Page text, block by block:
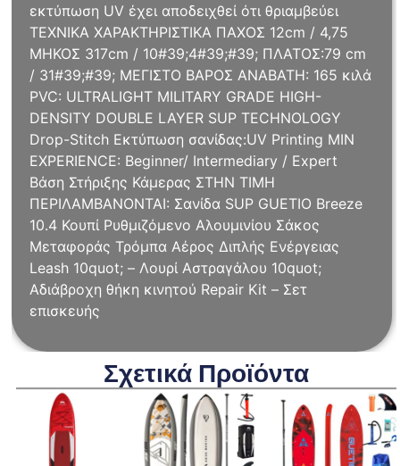
εκτύπωση UV έχει αποδειχθεί ότι θριαμβεύει
ΤΕΧΝΙΚΑ ΧΑΡΑΚΤΗΡΙΣΤΙΚΑ ΠΑΧΟΣ 12cm / 4,75
ΜΗΚΟΣ 317cm / 10#39;4#39;#39; ΠΛΑΤΟΣ:79 cm
/ 31#39;#39; ΜΕΓΙΣΤΟ ΒΑΡΟΣ ΑΝΑΒΑΤΗ: 165 κιλά
PVC: ULTRALIGHT MILITARY GRADE HIGH-
DENSITY DOUBLE LAYER SUP TECHNOLOGY
Drop-Stitch Εκτύπωση σανίδας:UV Printing MIN
EXPERIENCE: Beginner/ Intermediary / Expert
Βάση Στήριξης Κάμερας ΣΤΗΝ ΤΙΜΗ
ΠΕΡΙΛΑΜΒΑΝΟΝΤΑΙ: Σανίδα SUP GUETIO Breeze
10.4 Κουπί Ρυθμιζόμενο Αλουμινίου Σάκος
Μεταφοράς Τρόμπα Αέρος Διπλής Ενέργειας
Leash 10quot; – Λουρί Αστραγάλου 10quot;
Αδιάβροχη θήκη κινητού Repair Kit – Σετ
επισκευής
Σχετικά Προϊόντα